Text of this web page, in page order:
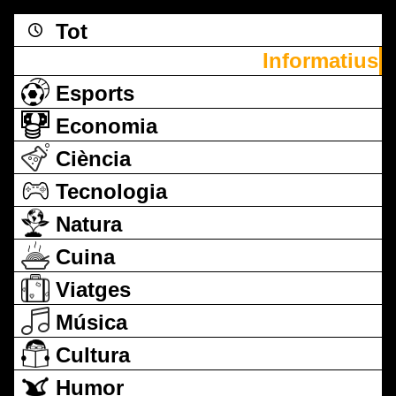
Tot
Informatius
Esports
Economia
Ciència
Tecnologia
Natura
Cuina
Viatges
Música
Cultura
Humor